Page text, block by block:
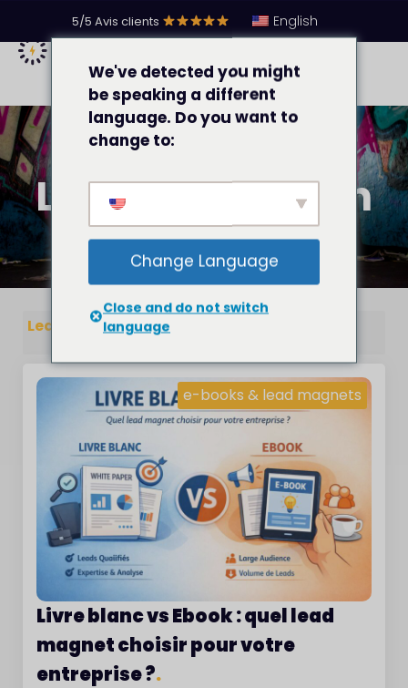
5/5 Avis clients English
Lead Generation
Lead Generation
e-books & lead magnets
Livre blanc vs Ebook : quel lead
magnet choisir pour votre
entreprise ?.
We've detected you might
be speaking a different
language. Do you want to
change to:
Change Language
Close and do not switch
language